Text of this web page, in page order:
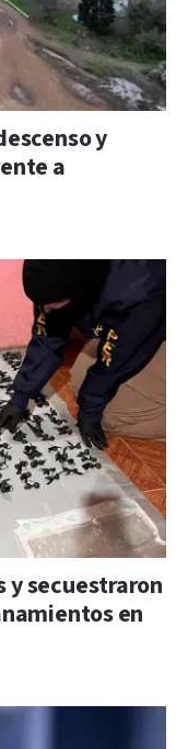
y
a
y secuestraron
en